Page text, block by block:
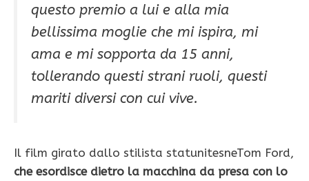
questo premio a lui e alla mia
bellissima moglie che mi ispira, mi
ama e mi sopporta da 15 anni,
tollerando questi strani ruoli, questi
mariti diversi con cui vive.
Il film girato dallo stilista statunitesneTom Ford,
che esordisce dietro la macchina da presa con lo